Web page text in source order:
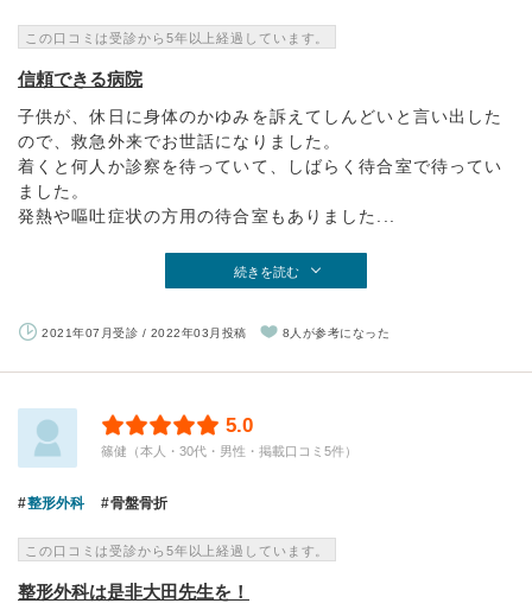
この口コミは受診から5年以上経過しています。
信頼できる病院
子供が、休日に身体のかゆみを訴えてしんどいと言い出した
ので、救急外来でお世話になりました。
着くと何人か診察を待っていて、しばらく待合室で待ってい
ました。
発熱や嘔吐症状の方用の待合室もありました...
続きを読む
2021年07月受診 / 2022年03月投稿 8人が参考になった
5.0
篠健（本人・30代・男性・掲載口コミ5件）
整形外科 骨盤骨折
この口コミは受診から5年以上経過しています。
整形外科は是非大田先生を！